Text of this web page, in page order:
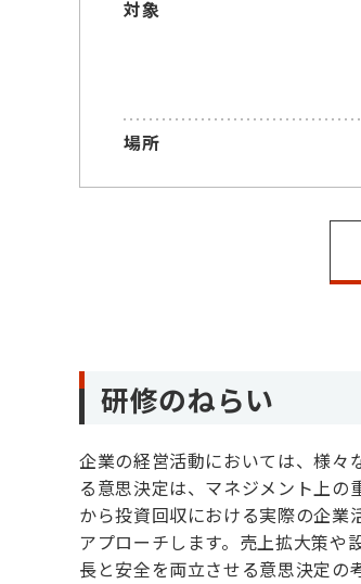
対象
場所
研修のねらい
企業の経営活動においては、様々
る意思決定は、マネジメント上
から投資回収における実際の企
アプローチします。売上拡大策や
長と安全を両立させる意思決定の